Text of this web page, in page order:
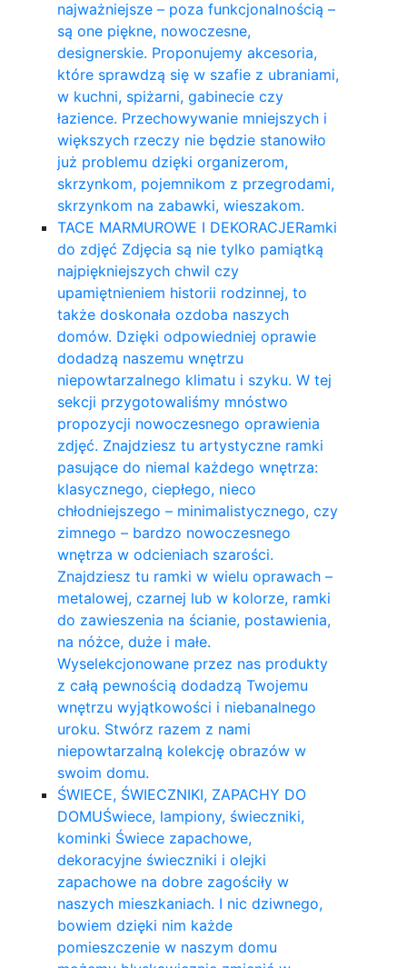
najważniejsze – poza funkcjonalnością –
są one piękne, nowoczesne,
designerskie. Proponujemy akcesoria,
które sprawdzą się w szafie z ubraniami,
w kuchni, spiżarni, gabinecie czy
łazience. Przechowywanie mniejszych i
większych rzeczy nie będzie stanowiło
już problemu dzięki organizerom,
skrzynkom, pojemnikom z przegrodami,
skrzynkom na zabawki, wieszakom.
TACE MARMUROWE I DEKORACJERamki
do zdjęć Zdjęcia są nie tylko pamiątką
najpiękniejszych chwil czy
upamiętnieniem historii rodzinnej, to
także doskonała ozdoba naszych
domów. Dzięki odpowiedniej oprawie
dodadzą naszemu wnętrzu
niepowtarzalnego klimatu i szyku. W tej
sekcji przygotowaliśmy mnóstwo
propozycji nowoczesnego oprawienia
zdjęć. Znajdziesz tu artystyczne ramki
pasujące do niemal każdego wnętrza:
klasycznego, ciepłego, nieco
chłodniejszego – minimalistycznego, czy
zimnego – bardzo nowoczesnego
wnętrza w odcieniach szarości.
Znajdziesz tu ramki w wielu oprawach –
metalowej, czarnej lub w kolorze, ramki
do zawieszenia na ścianie, postawienia,
na nóżce, duże i małe.
Wyselekcjonowane przez nas produkty
z całą pewnością dodadzą Twojemu
wnętrzu wyjątkowości i niebanalnego
uroku. Stwórz razem z nami
niepowtarzalną kolekcję obrazów w
swoim domu.
ŚWIECE, ŚWIECZNIKI, ZAPACHY DO
DOMUŚwiece, lampiony, świeczniki,
kominki Świece zapachowe,
dekoracyjne świeczniki i olejki
zapachowe na dobre zagościły w
naszych mieszkaniach. I nic dziwnego,
bowiem dzięki nim każde
pomieszczenie w naszym domu